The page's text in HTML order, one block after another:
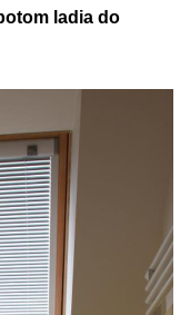
ladia do